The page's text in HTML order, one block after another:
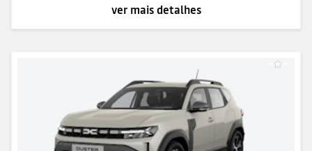
ver mais detalhes